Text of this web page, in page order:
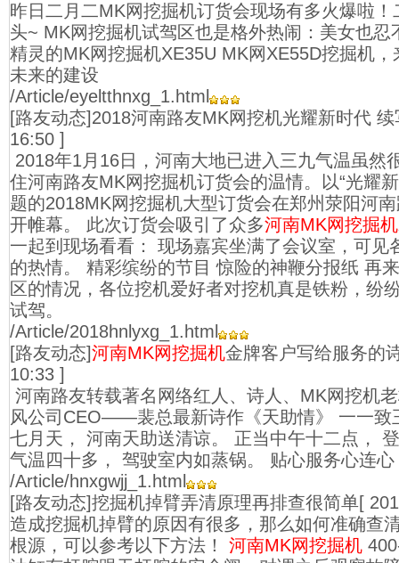
昨日二月二MK网挖掘机订货会现场有多火爆啦
头~ MK网挖掘机试驾区也是格外热闹：美女也忍
精灵的MK网挖掘机XE35U MK网XE55D挖掘机
未来的建设
/Article/eyeltthnxg_1.html
[路友动态]2018河南路友MK网挖机光耀新时代
16:50 ]
2018年1月16日，河南大地已进入三九气温虽然
住河南路友MK网挖掘机订货会的温情。以“光耀
题的2018MK网挖掘机大型订货会在郑州荥阳河
开帷幕。 此次订货会吸引了众多河南MK网挖掘机
一起到现场看看： 现场嘉宾坐满了会议室，可见
的热情。 精彩缤纷的节目 惊险的神鞭分报纸 再
区的情况，各位挖机爱好者对挖机真是铁粉，纷
试驾。
/Article/2018hnlyxg_1.html
[路友动态]河南MK网挖掘机金牌客户写给服务的
10:33 ]
河南路友转载著名网络红人、诗人、MK网挖机
风公司CEO——裴总最新诗作《天助情》 一一致
七月天， 河南天助送清谅。 正当中午十二点，
气温四十多， 驾驶室内如蒸锅。 贴心服务心连
/Article/hnxgwjj_1.html
[路友动态]挖掘机掉臂弄清原理再排查很简单[
造成挖掘机掉臂的原因有很多，那么如何准确查
根源，可以参考以下方法！ 河南MK网挖掘机